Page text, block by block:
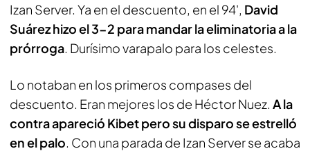
Izan Server. Ya en el descuento, en el 94', David
Suárez hizo el 3-2 para mandar la eliminatoria a la
prórroga. Durísimo varapalo para los celestes.
Lo notaban en los primeros compases del
descuento. Eran mejores los de Héctor Nuez. A la
contra apareció Kibet pero su disparo se estrelló
en el palo. Con una parada de Izan Server se acaba